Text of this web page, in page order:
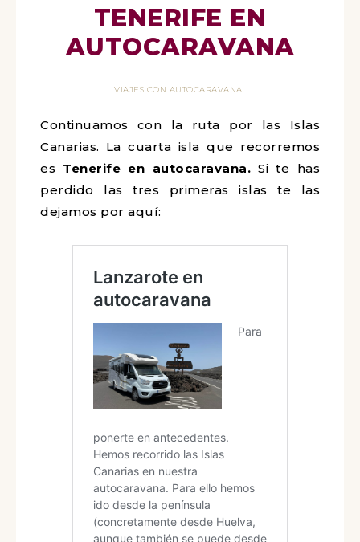
TENERIFE EN
AUTOCARAVANA
VIAJES CON AUTOCARAVANA
Continuamos con la ruta por las Islas
Canarias. La cuarta isla que recorremos
es Tenerife en autocaravana.Si te has
perdido las tres primeras islas te las
dejamos por aquí: